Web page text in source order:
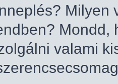
Milyen
Mondd,
valami